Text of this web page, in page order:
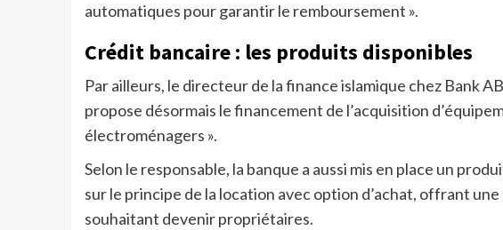
automatiques pour garantir le remboursement ».
Crédit bancaire : les produits disponibles
Par ailleurs, le directeur de la finance islamique chez Bank
propose désormais le financement de l’acquisition
électroménagers ».
Selon le responsable, la banque a aussi mis en place un
sur le principe de la location avec option d’achat, offrant
souhaitant devenir propriétaires.